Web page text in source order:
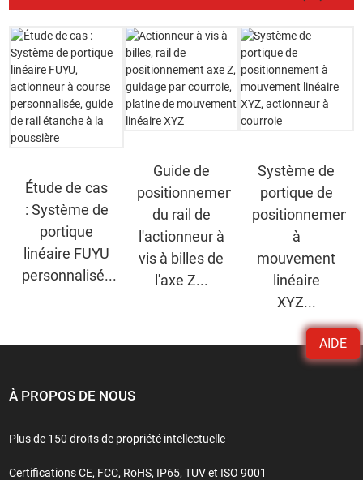
AIDE
Étude de cas
: Système de
portique
linéaire FUYU
personnalisé...
Guide de
positionnement
du rail de
l'actionneur à
vis à billes de
l'axe Z...
Système de
portique de
positionnement
à
mouvement
linéaire
XYZ...
À PROPOS DE NOUS
Plus de 150 droits de propriété intellectuelle
Certifications CE, FCC, RoHS, IP65, TUV et ISO 9001